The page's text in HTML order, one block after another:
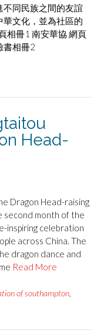
同民族之間的友誼
文化，並為社區的
相冊1 南安華協 網頁
書相冊2
Head-
Dragon Head-raising
second month of the
inspiring celebration
across China. The
dragon dance and
Read More
of southampton